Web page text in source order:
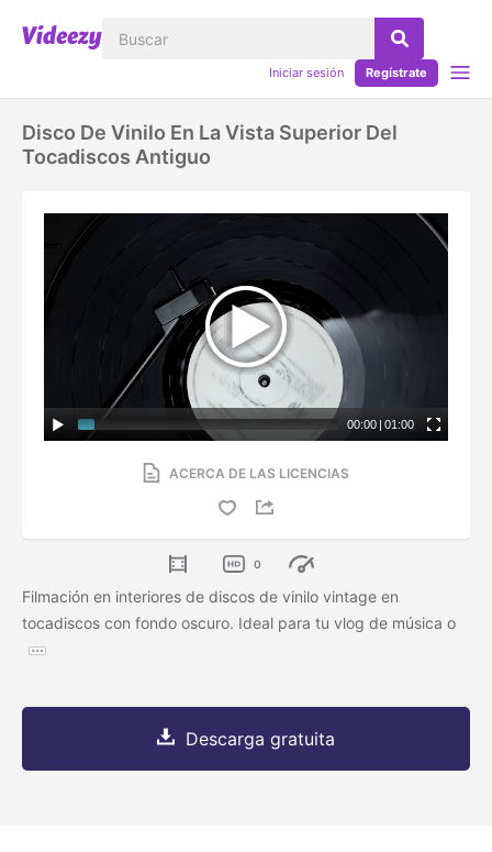
Iniciar sesión Regístrate
Disco De Vinilo En La Vista Superior Del
Tocadiscos Antiguo
00:00 | 01:00
ACERCA DE LAS LICENCIAS
0
Filmación en interiores de discos de vinilo vintage en
tocadiscos con fondo oscuro. Ideal para tu vlog de música o
Descarga gratuita